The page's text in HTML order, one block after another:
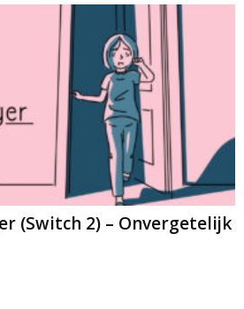
(Switch 2) – Onvergetelijk